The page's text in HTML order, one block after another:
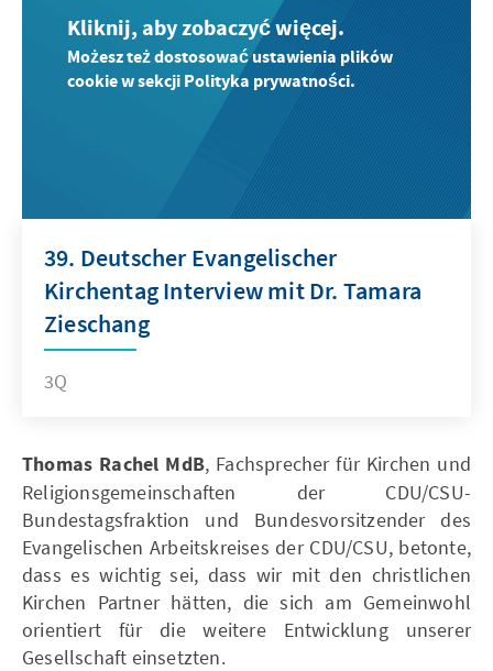
Kliknij, aby zobaczyć więcej.
Możesz też dostosować ustawienia plików
cookie w sekcji Polityka prywatności.
39. Deutscher Evangelischer
Kirchentag Interview mit Dr. Tamara
Zieschang
3Q
Thomas Rachel MdB, Fachsprecher für Kirchen und
Religionsgemeinschaften der CDU/CSU-
Bundestagsfraktion und Bundesvorsitzender des
Evangelischen Arbeitskreises der CDU/CSU, betonte,
dass es wichtig sei, dass wir mit den christlichen
Kirchen Partner hätten, die sich am Gemeinwohl
orientiert für die weitere Entwicklung unserer
Gesellschaft einsetzten.